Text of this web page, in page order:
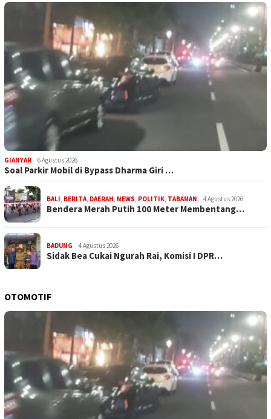
GIANYAR 6 Agustus 2026
Soal Parkir Mobil di Bypass Dharma Giri …
BALI, BERITA, DAERAH, NEWS, POLITIK, TABANAN 4 Agustus 2026
Bendera Merah Putih 100 Meter Membentang…
BADUNG 4 Agustus 2026
Sidak Bea Cukai Ngurah Rai, Komisi I DPR…
OTOMOTIF